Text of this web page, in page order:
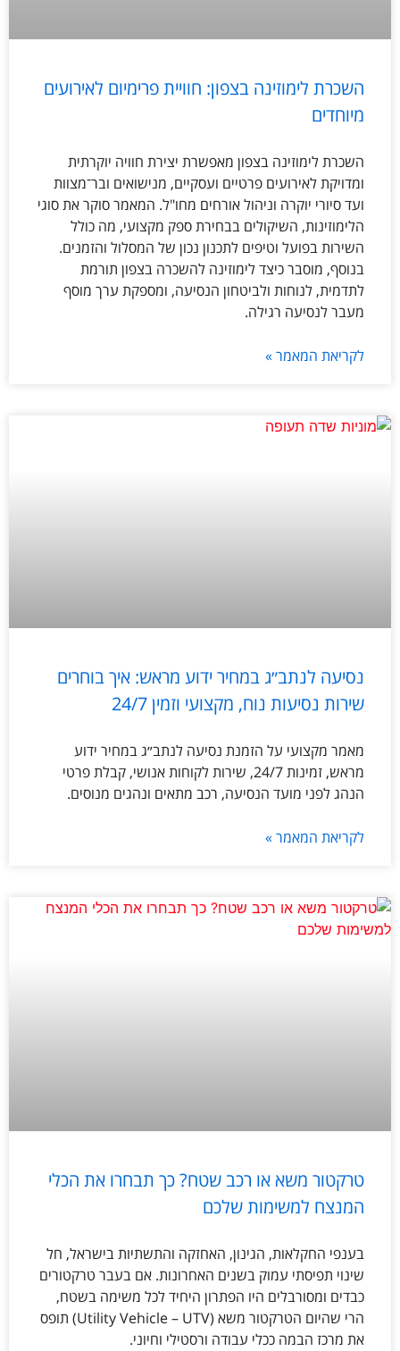
השכרת לימוזינה בצפון: חוויית פרימיום לאירועים
מיוחדים
השכרת לימוזינה בצפון מאפשרת יצירת חוויה יוקרתית
ומדויקת לאירועים פרטיים ועסקיים, מנישואים ובר־מצוות
ועד סיורי יוקרה וניהול אורחים מחו"ל. המאמר סוקר את סוגי
הלימוזינות, השיקולים בבחירת ספק מקצועי, מה כולל
השירות בפועל וטיפים לתכנון נכון של המסלול והזמנים.
בנוסף, מוסבר כיצד לימוזינה להשכרה בצפון תורמת
לתדמית, לנוחות ולביטחון הנסיעה, ומספקת ערך מוסף
מעבר לנסיעה רגילה.
לקריאת המאמר »
נסיעה לנתב״ג במחיר ידוע מראש: איך בוחרים
שירות נסיעות נוח, מקצועי וזמין 24/7
מאמר מקצועי על הזמנת נסיעה לנתב״ג במחיר ידוע
מראש, זמינות 24/7, שירות לקוחות אנושי, קבלת פרטי
הנהג לפני מועד הנסיעה, רכב מתאים ונהגים מנוסים.
לקריאת המאמר »
טרקטור משא או רכב שטח? כך תבחרו את הכלי
המנצח למשימות שלכם
בענפי החקלאות, הגינון, האחזקה והתשתיות בישראל, חל
שינוי תפיסתי עמוק בשנים האחרונות. אם בעבר טרקטורים
כבדים ומסורבלים היו הפתרון היחיד לכל משימה בשטח,
הרי שהיום הטרקטור משא (Utility Vehicle – UTV) תופס
את מרכז הבמה ככלי עבודה ורסטילי וחיוני.